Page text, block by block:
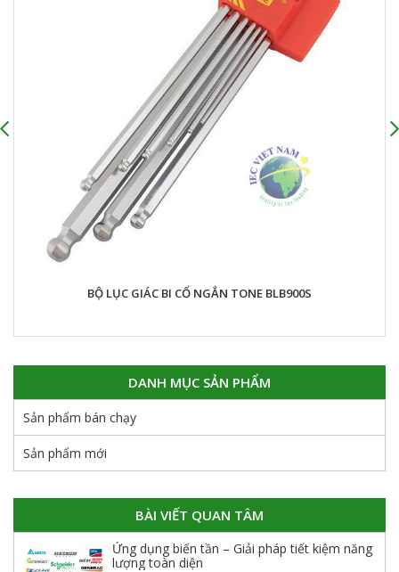
BỘ LỤC GIÁC BI CỔ NGẮN TONE BLB900S
DANH MỤC SẢN PHẨM
Sản phẩm bán chạy
Sản phẩm mới
BÀI VIẾT QUAN TÂM
Ứng dụng biến tần – Giải pháp tiết kiệm năng
lượng toàn diện